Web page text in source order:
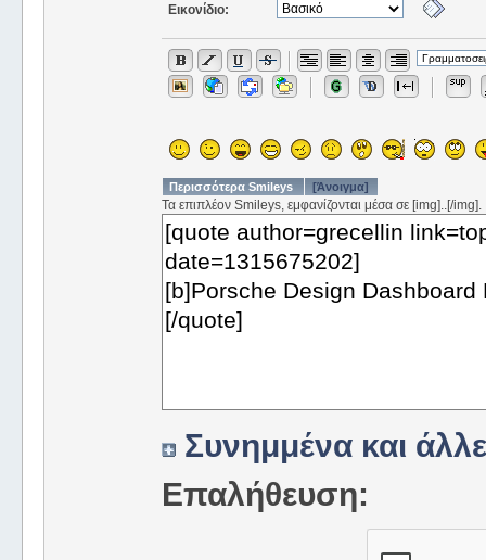
Εικονίδιο:
Περισσότερα Smileys [Άνοιγμα]
Τα επιπλέον Smileys, εμφανίζονται μέσα σε [img]..[/img].
Συνημμένα και
Επαλήθευση: